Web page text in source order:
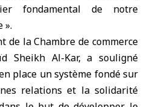
fondamental de notre
».
de la Chambre de commerce
Sheikh Al-Kar, a souligné
place un système fondé sur
relations et la solidarité